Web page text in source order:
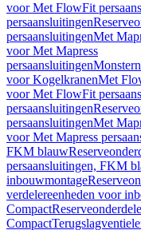
voor Met FlowFit
persaansluitingen
persaansluitingenMet
voor Met Mapress
persaansluitingen
voor KogelkranenMet
voor Met FlowFit
persaansluitingen
persaansluitingenMet
voor Met Mapress
FKM blauw
persaansluitingen, FKM
inbouwmontage
verdelereenheden voor
Compact
Compact